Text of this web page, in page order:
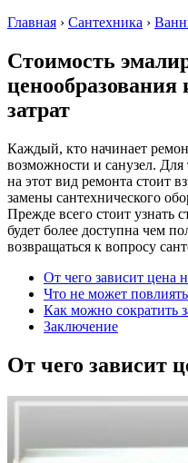
Главная › Сантехника ›
Стоимость
затрат
Каждый, кто начинает
возможности и санузел.
на этот вид ремонта стоит
замены сантехнического
Прежде всего стоит узнать
будет более доступна чем
возвращаться к вопросу
От чего зависит цена
Что не может
Как можно сократить
Заключение
От чего зависит